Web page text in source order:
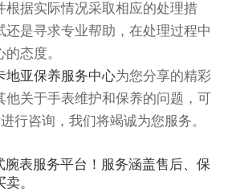
根据实际情况采取相应的处理措
还是寻求专业帮助，在处理过程中
态度。
地亚保养服务中心为您分享的精彩
他关于手表维护和保养的问题，可
行咨询，我们将竭诚为您服务。